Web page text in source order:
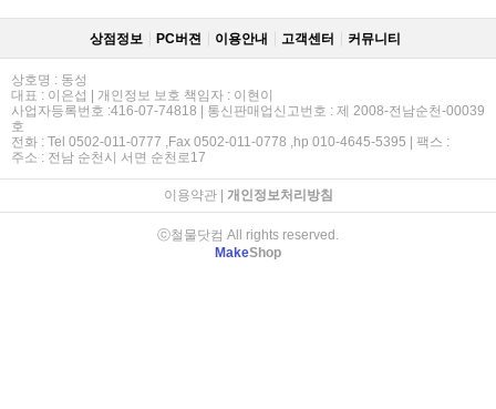
상점정보 PC버젼 이용안내 고객센터 커뮤니티
상호명 : 동성
대표 : 이은섭 | 개인정보 보호 책임자 : 이현이
사업자등록번호 :416-07-74818 | 통신판매업신고번호 : 제 2008-전남순천-00039
호
전화 : Tel 0502-011-0777 ,Fax 0502-011-0778 ,hp 010-4645-5395 | 팩스 :
주소 : 전남 순천시 서면 순천로17
이용약관| 개인정보처리방침
ⓒ철물닷컴 All rights reserved.
MakeShop